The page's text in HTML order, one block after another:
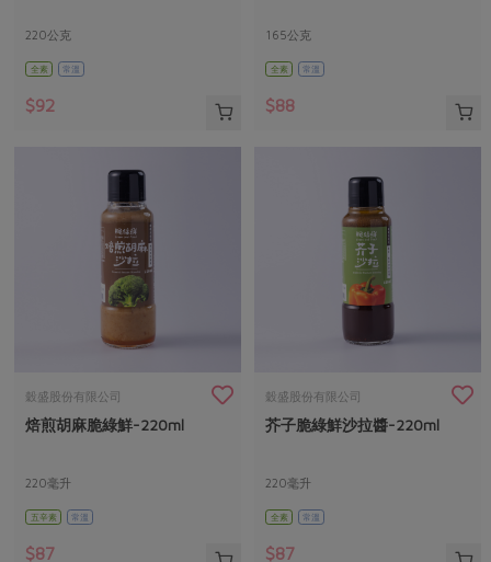
220公克
全素 常溫
$92
165公克
全素 常溫
$88
穀盛股份有限公司
焙煎胡麻脆綠鮮-220ml
220毫升
五辛素 常溫
$87
穀盛股份有限公司
芥子脆綠鮮沙拉醬-220ml
220毫升
全素 常溫
$87